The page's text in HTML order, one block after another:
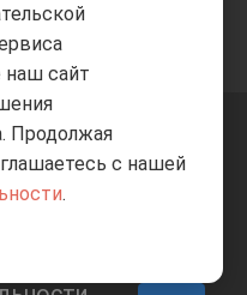
ВВЕРХ
наш сайт
Продолжая
с нашей
.